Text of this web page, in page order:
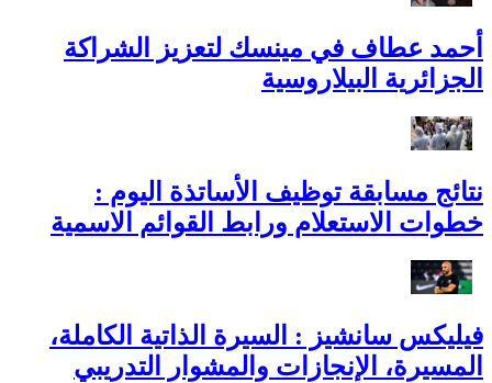
أحمد عطاف في مينسك لتعزيز الشراكة
الجزائرية البيلاروسية
نتائج مسابقة توظيف الأساتذة اليوم :
خطوات الاستعلام ورابط القوائم الاسمية
فيليكس سانشيز : السيرة الذاتية الكاملة،
المسيرة، الإنجازات والمشوار التدريبي